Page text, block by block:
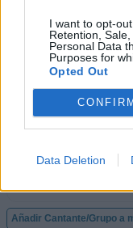
I want to opt-
Retention,
Personal Data
Purposes for
Opted Out
CONFIRM
Data Deletion
Ximena
Zoé
Añadir Cantante/Grupo a